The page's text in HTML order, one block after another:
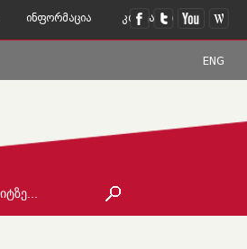
Ინფორმაცია Კონტაქტი
ENG